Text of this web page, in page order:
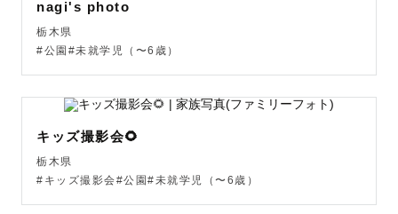
往復交通費が3000円を超える場合は、別途交通費のご負担
をお願いしております。
🗓 撮影日について
基本的には「土日祝」のご対応となります！
事前にご連絡いただけましたら、平日でも調整可能な場合
nagi's photo
栃木県
#公園#未就学児（〜6歳）
キッズ撮影会🌻
栃木県
#キッズ撮影会#公園#未就学児（〜6歳）